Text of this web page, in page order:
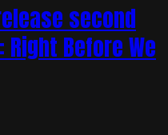
second
Before We